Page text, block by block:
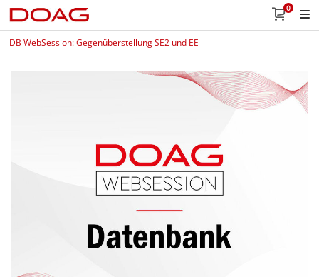
0
DB WebSession: Gegenüberstellung SE2 und EE